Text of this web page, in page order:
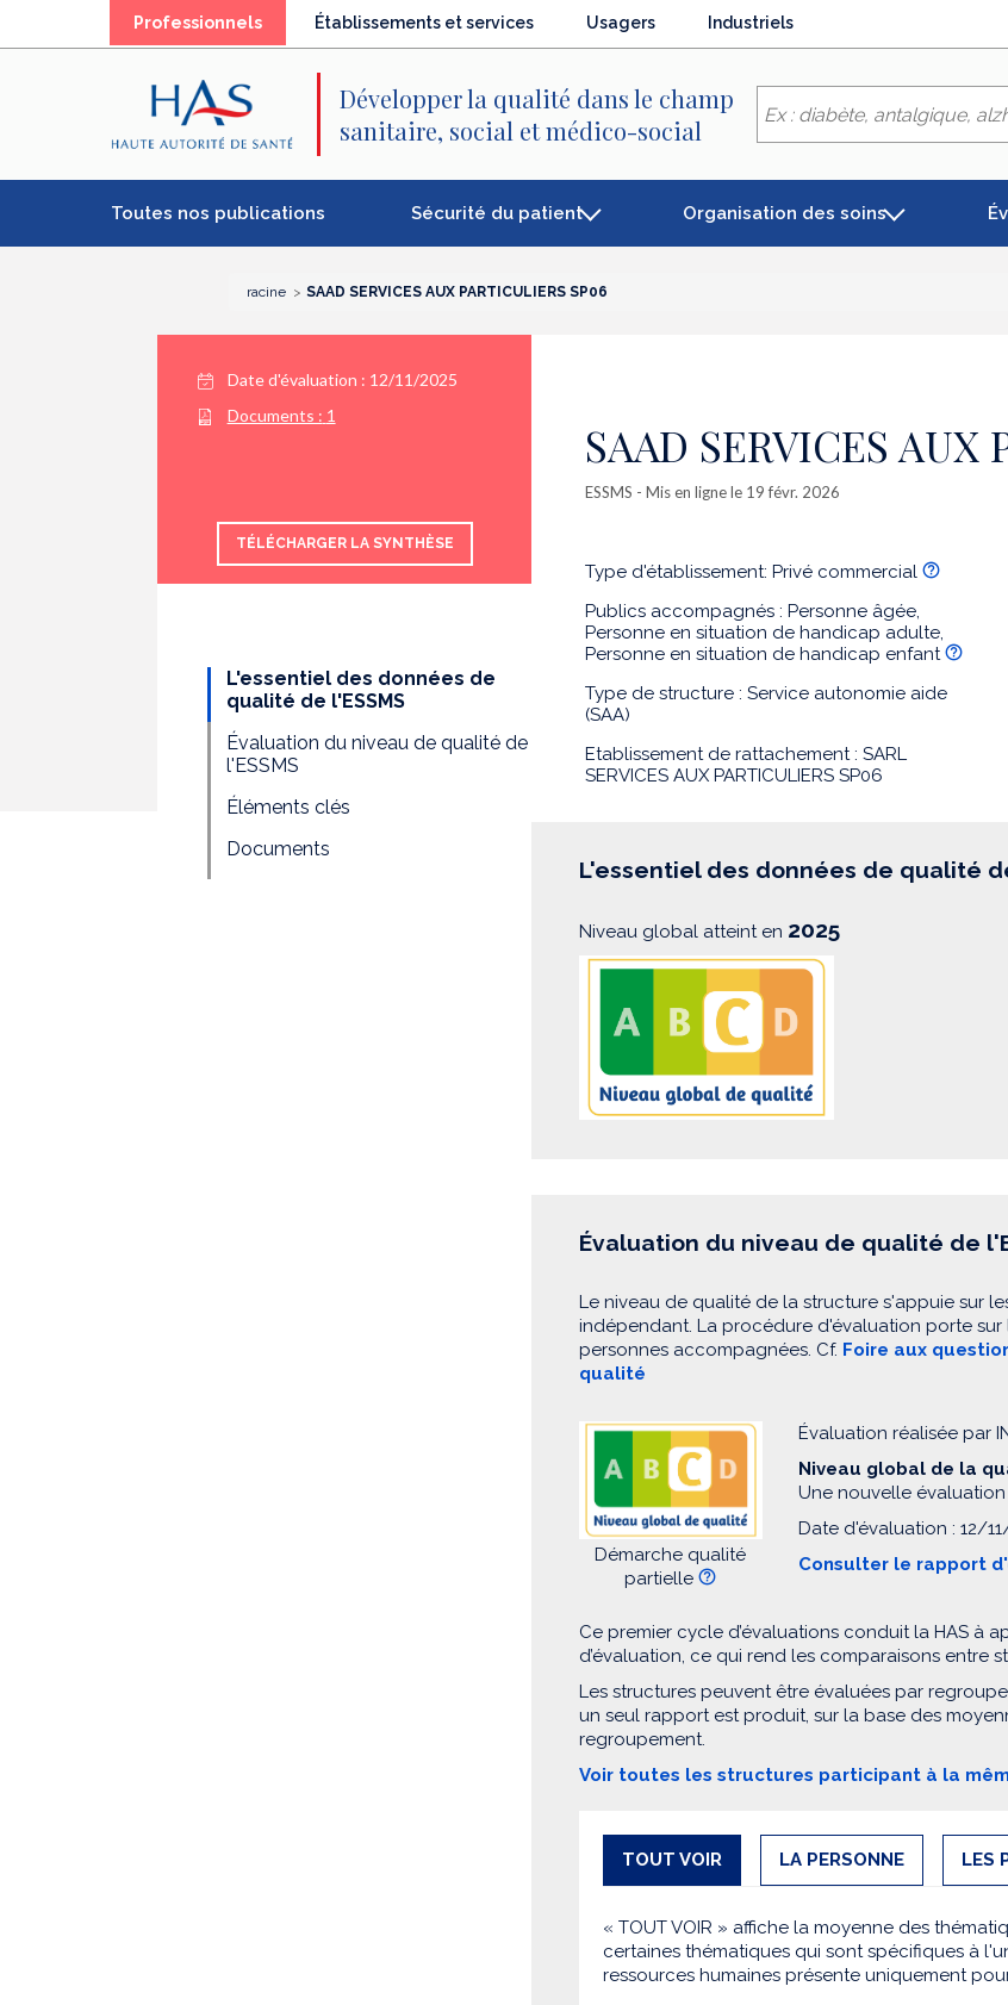
Professionnels Établissements et services Usagers Industriels
Développer la qualité dans le champ
sanitaire, social et médico-social
Toutes nos publications Sécurité du patient Organisation des soins
racine SAAD SERVICES AUX PARTICULIERS SP06
Date d'évaluation : 12/11/2025
Documents : 1
TÉLÉCHARGER LA SYNTHÈSE
L'essentiel des données de
qualité de l'ESSMS
Évaluation du niveau de qualité de
l'ESSMS
Éléments clés
Documents
SAAD SERVICES AUX
ESSMS - Mis en ligne le 19 févr. 2026
Type d'établissement: Privé commercial
Publics accompagnés : Personne âgée,
Personne en situation de handicap adulte,
Personne en situation de handicap enfant
Type de structure : Service autonomie aide
(SAA)
Etablissement de rattachement : SARL
SERVICES AUX PARTICULIERS SP06
L'essentiel des données de qualité
Niveau global atteint en 2025
Évaluation du niveau de qualité de
Le niveau de qualité de la structure s'appuie sur
indépendant. La procédure d'évaluation porte
personnes accompagnées. Cf. Foire aux
qualité
Démarche qualité
partielle
Évaluation réalisée par
Niveau global de la
Une nouvelle évaluation
Date d'évaluation : 12/
Consulter le rapport
Ce premier cycle d’évaluations conduit la HAS à
d’évaluation, ce qui rend les comparaisons entre
Les structures peuvent être évaluées par
un seul rapport est produit, sur la base des
regroupement.
Voir toutes les structures participant à la
TOUT VOIR LA PERSONNE LES
« TOUT VOIR » affiche la moyenne des
certaines thématiques qui sont spécifiques à
ressources humaines présente uniquement pour